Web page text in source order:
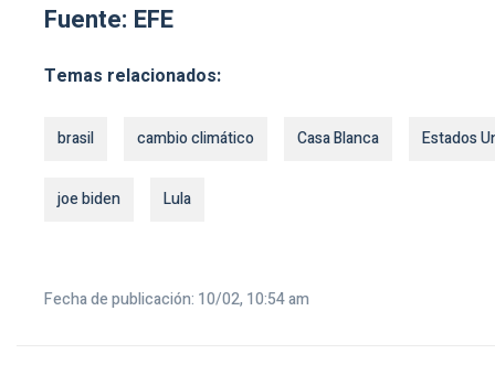
Fuente: EFE
Temas relacionados:
brasil cambio climático Casa Blanca Estados
joe biden Lula
Fecha de publicación: 10/02, 10:54 am